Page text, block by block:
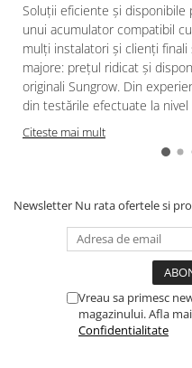
Soluții eficiente și disponibile
unui acumulator compatibil
mulți instalatori și clienți
majore: prețul ridicat și
originali Sungrow. Din
din testările efectuate la nivel
Citeste mai mult
Newsletter Nu rata ofertele si
Vreau sa primesc
magazinului. Afla
Confidentialitate